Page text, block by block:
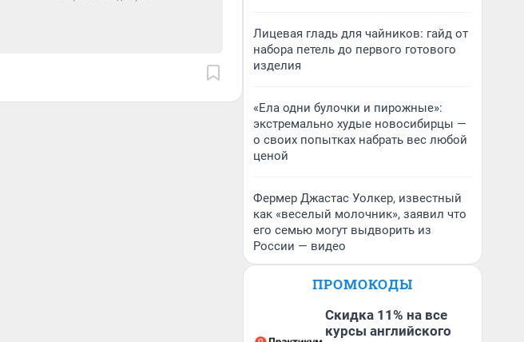
Лицевая гладь для чайников: гайд от
набора петель до первого готового
изделия
«Ела одни булочки и пирожные»:
экстремально худые новосибирцы —
о своих попытках набрать вес любой
ценой
Фермер Джастас Уолкер, известный
как «веселый молочник», заявил что
его семью могут выдворить из
России — видео
ПРОМОКОДЫ
Скидка 11% на все
курсы английского